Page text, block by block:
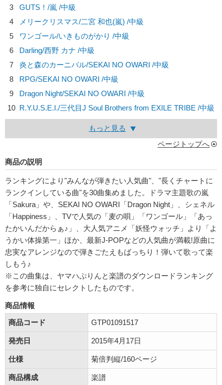
3
GUTS！/嵐 /中級
4
メリークリスマス/二宮 和也(嵐) /中級
5
ワンゴール/いきものがかり /中級
6
Darling/西野 カナ /中級
7
炎と森のカーニバル/SEKAI NO OWARI /中級
8
RPG/SEKAI NO OWARI /中級
9
Dragon Night/SEKAI NO OWARI /中級
10 R.Y.U.S.E.I./三代目J Soul Brothers from EXILE TRIBE /中級
もっと見る
ページトップへ
商品の説明
ランキングにより"みんなが弾きたい人気曲"、"長くチャートに
ランクインしている曲"を30曲集めました。ドラマ主題歌の嵐
「Sakura」や、SEKAI NO OWARI「Dragon Night」、シェネル
「Happiness」、TVで人気の「麦の唄」「ワンゴール」「あっ
たかいんだからぁ♪」、大人気アニメ「妖怪ウォッチ」より「よ
うかい体操第一」ほか、最新J-POPなどの人気曲が満載!原曲に
忠実なアレンジなので弾きごたえもばっちり！弾いて歌って楽
しもう♪
※この曲集は、ヤマハぷりんと楽譜のダウンロードランキング
を参考に独自にセレクトしたものです。
商品情報
商品コード
GTP01091517
発売日 2015年4月17日
仕様 菊倍判縦/160ページ
商品構成 楽譜